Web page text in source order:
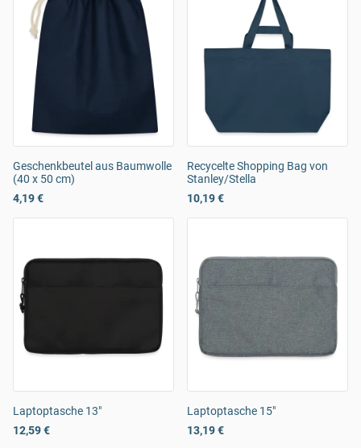
Geschenkbeutel aus Baumwolle
(40 x 50 cm)
4,19 €
Recycelte Shopping Bag von
Stanley/Stella
10,19 €
Laptoptasche 13"
12,59 €
Laptoptasche 15"
13,19 €